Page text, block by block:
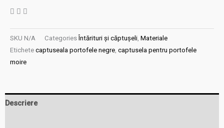
SKU N/A Categories Întărituri și căptușeli Materiale
Etichete captuseala portofele negre captusela pentru portofele
moire
Descriere